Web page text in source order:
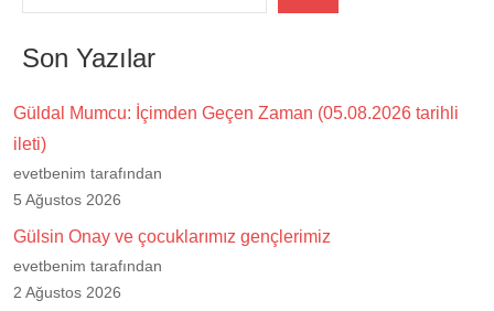
Son Yazılar
Güldal Mumcu: İçimden Geçen Zaman (05.08.2026 tarihli
ileti)
evetbenim tarafından
5 Ağustos 2026
Gülsin Onay ve çocuklarımız gençlerimiz
evetbenim tarafından
2 Ağustos 2026